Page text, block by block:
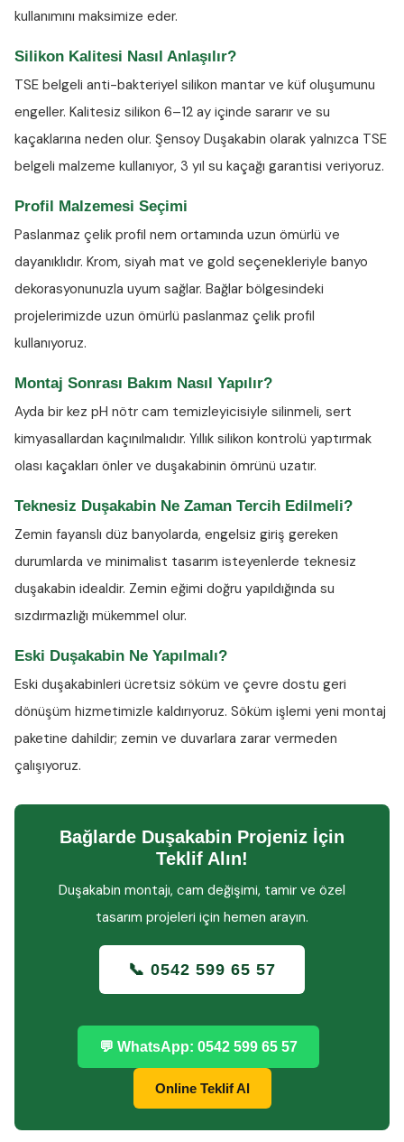
kullanımını maksimize eder.
Silikon Kalitesi Nasıl Anlaşılır?
TSE belgeli anti-bakteriyel silikon mantar ve küf oluşumunu
engeller. Kalitesiz silikon 6–12 ay içinde sararır ve su
kaçaklarına neden olur. Şensoy Duşakabin olarak yalnızca TSE
belgeli malzeme kullanıyor, 3 yıl su kaçağı garantisi veriyoruz.
Profil Malzemesi Seçimi
Paslanmaz çelik profil nem ortamında uzun ömürlü ve
dayanıklıdır. Krom, siyah mat ve gold seçenekleriyle banyo
dekorasyonunuzla uyum sağlar. Bağlar bölgesindeki
projelerimizde uzun ömürlü paslanmaz çelik profil
kullanıyoruz.
Montaj Sonrası Bakım Nasıl Yapılır?
Ayda bir kez pH nötr cam temizleyicisiyle silinmeli, sert
kimyasallardan kaçınılmalıdır. Yıllık silikon kontrolü yaptırmak
olası kaçakları önler ve duşakabinin ömrünü uzatır.
Teknesiz Duşakabin Ne Zaman Tercih Edilmeli?
Zemin fayanslı düz banyolarda, engelsiz giriş gereken
durumlarda ve minimalist tasarım isteyenlerde teknesiz
duşakabin idealdir. Zemin eğimi doğru yapıldığında su
sızdırmazlığı mükemmel olur.
Eski Duşakabin Ne Yapılmalı?
Eski duşakabinleri ücretsiz söküm ve çevre dostu geri
dönüşüm hizmetimizle kaldırıyoruz. Söküm işlemi yeni montaj
paketine dahildir; zemin ve duvarlara zarar vermeden
çalışıyoruz.
Bağlarde Duşakabin Projeniz İçin
Teklif Alın!
Duşakabin montajı, cam değişimi, tamir ve özel
tasarım projeleri için hemen arayın.
📞 0542 599 65 57
💬 WhatsApp: 0542 599 65 57
Online Teklif Al